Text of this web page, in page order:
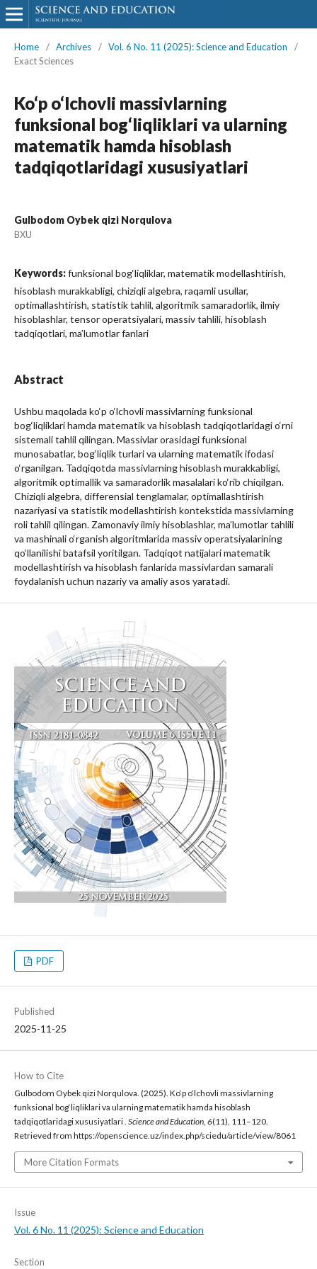
Home / Archives / Vol. 6 No. 11 (2025): Science and Education
/
Exact Sciences
Ko‘p o‘lchovli massivlarning
funksional bog‘liqliklari va ularning
matematik hamda hisoblash
tadqiqotlaridagi xususiyatlari
Gulbodom Oybek qizi Norqulova
BXU
Keywords:funksional bog‘liqliklar, matematik modellashtirish,
hisoblash murakkabligi, chiziqli algebra, raqamli usullar,
optimallashtirish, statistik tahlil, algoritmik samaradorlik, ilmiy
hisoblashlar, tensor operatsiyalari, massiv tahlili, hisoblash
tadqiqotlari, ma’lumotlar fanlari
Abstract
Ushbu maqolada ko‘p o‘lchovli massivlarning funksional
bog‘liqliklari hamda matematik va hisoblash tadqiqotlaridagi o‘rni
sistemali tahlil qilingan. Massivlar orasidagi funksional
munosabatlar, bog‘liqlik turlari va ularning matematik ifodasi
o‘rganilgan. Tadqiqotda massivlarning hisoblash murakkabligi,
algoritmik optimallik va samaradorlik masalalari ko‘rib chiqilgan.
Chiziqli algebra, differensial tenglamalar, optimallashtirish
nazariyasi va statistik modellashtirish kontekstida massivlarning
roli tahlil qilingan. Zamonaviy ilmiy hisoblashlar, ma’lumotlar tahlili
va mashinali o‘rganish algoritmlarida massiv operatsiyalarining
qo‘llanilishi batafsil yoritilgan. Tadqiqot natijalari matematik
modellashtirish va hisoblash fanlarida massivlardan samarali
foydalanish uchun nazariy va amaliy asos yaratadi.
PDF
Published
2025-11-25
How to Cite
Gulbodom Oybek qizi Norqulova. (2025). Ko‘p o‘lchovli massivlarning
funksional bog‘liqliklari va ularning matematik hamda hisoblash
tadqiqotlaridagi xususiyatlari . Science and Education, 6(11), 111–120.
Retrieved from https://openscience.uz/index.php/sciedu/article/view/8061
More Citation Formats
Issue
Vol. 6 No. 11 (2025): Science and Education
Section